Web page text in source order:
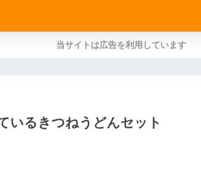
当サイトは広告を利用しています
いるきつねうどんセット